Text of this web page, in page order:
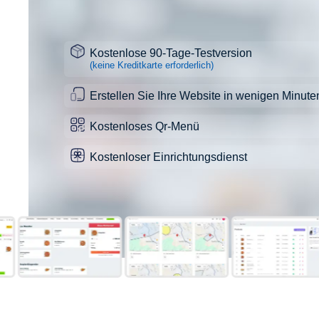
Kostenlose 90-Tage-Testversion
(keine Kreditkarte erforderlich)
Erstellen Sie Ihre Website in wenigen
Kostenloses Qr-Menü
Kostenloser Einrichtungsdienst